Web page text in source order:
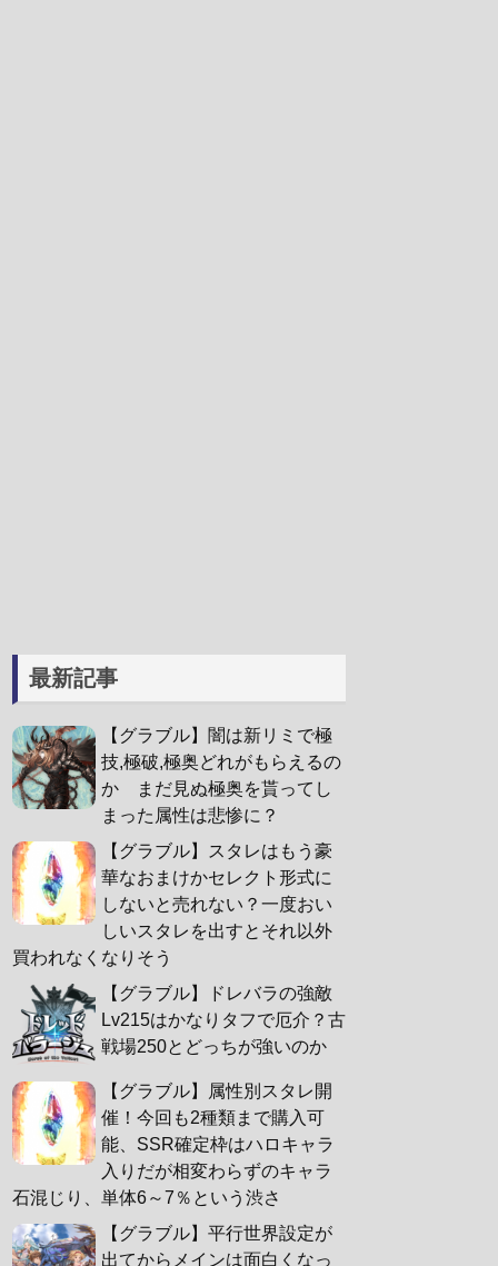
最新記事
【グラブル】闇は新リミで極
技,極破,極奥どれがもらえるの
か まだ見ぬ極奥を貰ってし
まった属性は悲惨に？
【グラブル】スタレはもう豪
華なおまけかセレクト形式に
しないと売れない？一度おい
しいスタレを出すとそれ以外
買われなくなりそう
【グラブル】ドレバラの強敵
Lv215はかなりタフで厄介？古
戦場250とどっちが強いのか
【グラブル】属性別スタレ開
催！今回も2種類まで購入可
能、SSR確定枠はハロキャラ
入りだが相変わらずのキャラ
石混じり、単体6～7％という渋さ
【グラブル】平行世界設定が
出てからメインは面白くなっ